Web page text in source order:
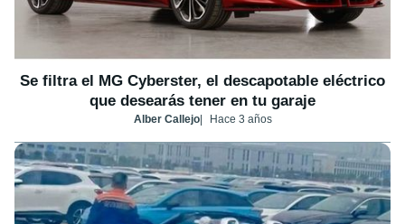
Se filtra el MG Cyberster, el descapotable eléctrico
que desearás tener en tu garaje
Alber Callejo Hace 3 años